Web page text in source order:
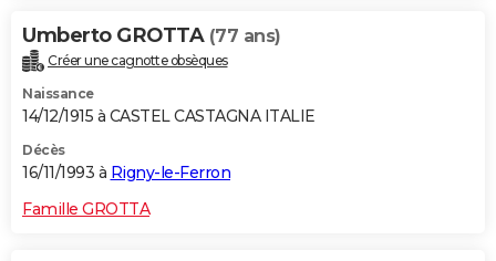
Umberto GROTTA (77 ans)
Créer une cagnotte obsèques
Naissance
14/12/1915 à CASTEL CASTAGNA ITALIE
Décès
16/11/1993 à Rigny-le-Ferron
Famille GROTTA